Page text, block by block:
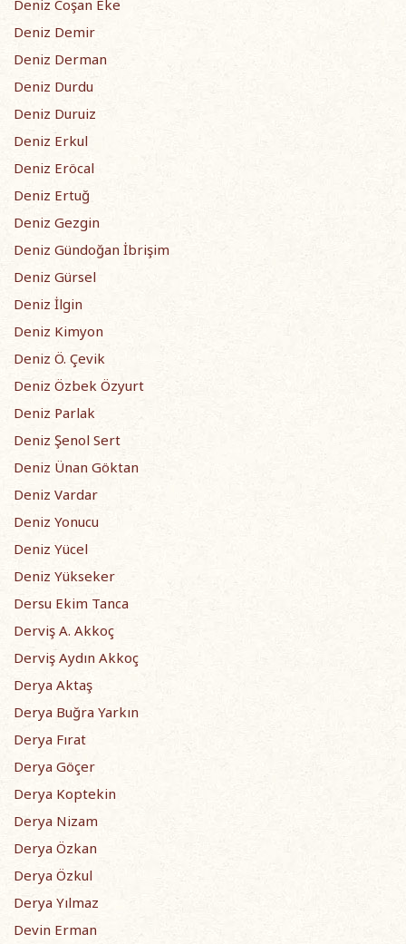
Deniz Coşan Eke
Deniz Demir
Deniz Derman
Deniz Durdu
Deniz Duruiz
Deniz Erkul
Deniz Eröcal
Deniz Ertuğ
Deniz Gezgin
Deniz Gündoğan İbrişim
Deniz Gürsel
Deniz İlgin
Deniz Kimyon
Deniz Ö. Çevik
Deniz Özbek Özyurt
Deniz Parlak
Deniz Şenol Sert
Deniz Ünan Göktan
Deniz Vardar
Deniz Yonucu
Deniz Yücel
Deniz Yükseker
Dersu Ekim Tanca
Derviş A. Akkoç
Derviş Aydın Akkoç
Derya Aktaş
Derya Buğra Yarkın
Derya Fırat
Derya Göçer
Derya Koptekin
Derya Nizam
Derya Özkan
Derya Özkul
Derya Yılmaz
Devin Erman